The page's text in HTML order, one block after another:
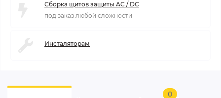
Сборка щитов защиты AC / DC
под заказ любой сложности
Инсталяторам
0